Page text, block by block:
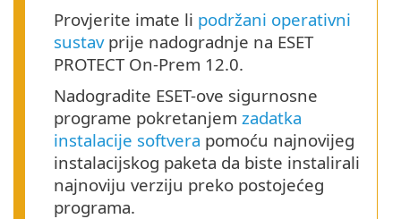
Provjerite imate li podržani operativni
sustavprije nadogradnje na ESET
PROTECT On-Prem 12.0.
Nadogradite ESET-ove sigurnosne
programe pokretanjem zadatka
instalacije softvera pomoću najnovijeg
instalacijskog paketa da biste instalirali
najnoviju verziju preko postojećeg
programa.